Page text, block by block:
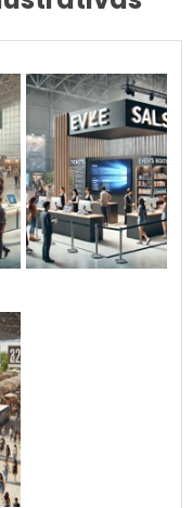
Cada
para ser
além de
visibilidade
e áreas
para a
logotipo ou
Além de
sol ou
criam um ponto
em qualquer
da 3D Mídia
cores e
transporte,
e